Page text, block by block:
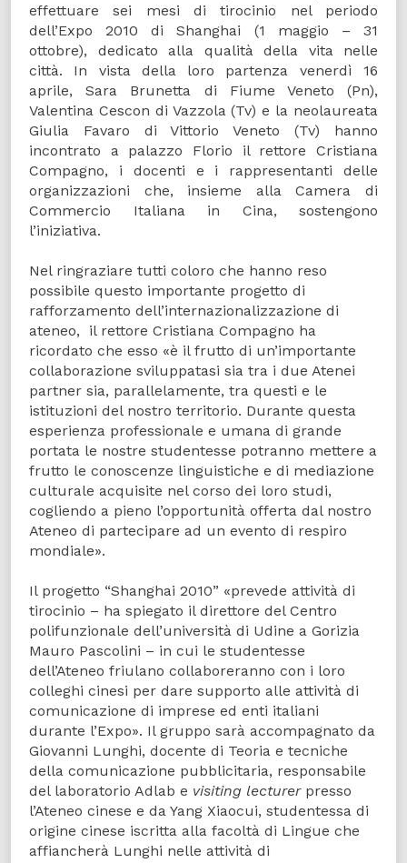
effettuare sei mesi di tirocinio nel periodo
dell’Expo 2010 di Shanghai (1 maggio – 31
ottobre), dedicato alla qualità della vita nelle
città. In vista della loro partenza venerdì 16
aprile, Sara Brunetta di Fiume Veneto (Pn),
Valentina Cescon di Vazzola (Tv) e la neolaureata
Giulia Favaro di Vittorio Veneto (Tv) hanno
incontrato a palazzo Florio il rettore Cristiana
Compagno, i docenti e i rappresentanti delle
organizzazioni che, insieme alla Camera di
Commercio Italiana in Cina, sostengono
l’iniziativa.
Nel ringraziare tutti coloro che hanno reso
possibile questo importante progetto di
rafforzamento dell’internazionalizzazione di
ateneo, il rettore Cristiana Compagno ha
ricordato che esso «è il frutto di un’importante
collaborazione sviluppatasi sia tra i due Atenei
partner sia, parallelamente, tra questi e le
istituzioni del nostro territorio. Durante questa
esperienza professionale e umana di grande
portata le nostre studentesse potranno mettere a
frutto le conoscenze linguistiche e di mediazione
culturale acquisite nel corso dei loro studi,
cogliendo a pieno l’opportunità offerta dal nostro
Ateneo di partecipare ad un evento di respiro
mondiale».
Il progetto “Shanghai 2010” «prevede attività di
tirocinio – ha spiegato il direttore del Centro
polifunzionale dell’università di Udine a Gorizia
Mauro Pascolini – in cui le studentesse
dell’Ateneo friulano collaboreranno con i loro
colleghi cinesi per dare supporto alle attività di
comunicazione di imprese ed enti italiani
durante l’Expo». Il gruppo sarà accompagnato da
Giovanni Lunghi, docente di Teoria e tecniche
della comunicazione pubblicitaria, responsabile
del laboratorio Adlab e visiting lecturerpresso
l’Ateneo cinese e da Yang Xiaocui, studentessa di
origine cinese iscritta alla facoltà di Lingue che
affiancherà Lunghi nelle attività di